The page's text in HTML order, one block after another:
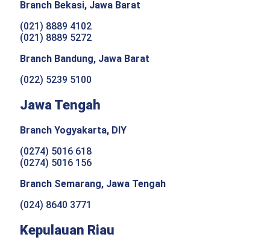
Branch Bekasi, Jawa Barat
(021) 8889 4102
(021) 8889 5272
Branch Bandung, Jawa Barat
(022) 5239 5100
Jawa Tengah
Branch Yogyakarta, DIY
(0274) 5016 618
(0274) 5016 156
Branch Semarang, Jawa Tengah
(024) 8640 3771
Kepulauan Riau